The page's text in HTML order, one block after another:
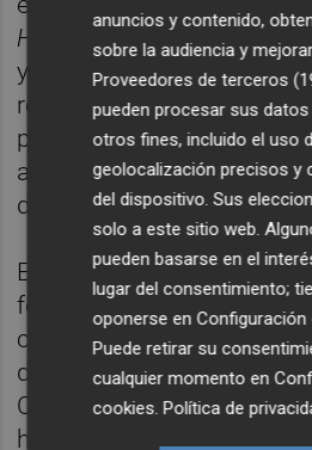
Historias del Kronen
El
y
Juanjo Braulio , autor de
reflexionarán sobre
personajes históricos
alcanzaron importantes
dejaron huella en la
El festival volverá a
formato participativo y
celebración de distintos
durante la mañana del
Casa de la Cultura
horas, encuentros con la
anuncios y contenido,
sobre la audiencia y
Proveedores de terceros
pueden procesar sus
otros fines, incluido el uso
geolocalización precisos y
del dispositivo. Sus
solo a este sitio web.
pueden basarse en el
lugar del consentimiento;
oponerse enConfiguración
Puede retirar su
cualquier momento en
cookies .Política de